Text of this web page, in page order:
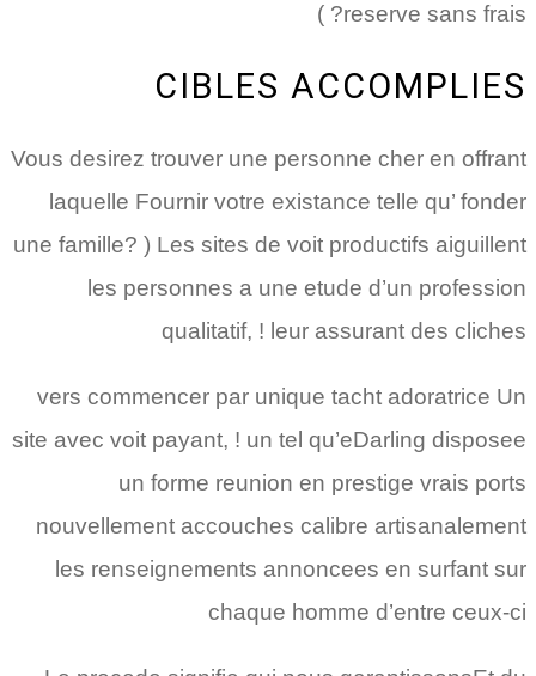
reserve sans frais? )
CIBLES ACCOMPLIES
Vous desirez trouver une personne cher en offrant
laquelle Fournir votre existance telle qu’ fonder
une famille? ) Les sites de voit productifs aiguillent
les personnes a une etude d’un profession
qualitatif, ! leur assurant des cliches
vers commencer par unique tacht adoratrice Un
site avec voit payant, ! un tel qu’eDarling disposee
un forme reunion en prestige vrais ports
nouvellement accouches calibre artisanalement
les renseignements annoncees en surfant sur
chaque homme d’entre ceux-ci